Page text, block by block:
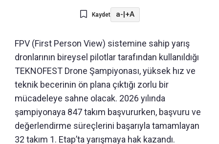
Kaydet a-|+A
FPV (First Person View) sistemine sahip yarış
dronlarının bireysel pilotlar tarafından kullanıldığı
TEKNOFEST Drone Şampiyonası, yüksek hız ve
teknik becerinin ön plana çıktığı zorlu bir
mücadeleye sahne olacak. 2026 yılında
şampiyonaya 847 takım başvururken, başvuru ve
değerlendirme süreçlerini başarıyla tamamlayan
32 takım 1. Etap’ta yarışmaya hak kazandı.